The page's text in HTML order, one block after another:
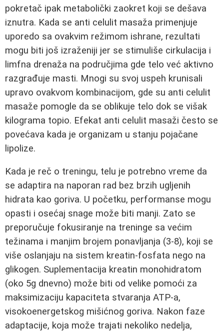
pokretač ipak metabolički zaokret koji se dešava
iznutra. Kada se anti celulit masaža primenjuje
uporedo sa ovakvim režimom ishrane, rezultati
mogu biti još izraženiji jer se stimuliše cirkulacija i
limfna drenaža na područjima gde telo već aktivno
razgrađuje masti. Mnogi su svoj uspeh krunisali
upravo ovakvom kombinacijom, gde su anti celulit
masaže pomogle da se oblikuje telo dok se višak
kilograma topio. Efekat anti celulit masaži često se
povećava kada je organizam u stanju pojačane
lipolize.
Kada je reč o treningu, telu je potrebno vreme da
se adaptira na naporan rad bez brzih ugljenih
hidrata kao goriva. U početku, performanse mogu
opasti i osećaj snage može biti manji. Zato se
preporučuje fokusiranje na treninge sa većim
težinama i manjim brojem ponavljanja (3-8), koji se
više oslanjaju na sistem kreatin-fosfata nego na
glikogen. Suplementacija kreatin monohidratom
(oko 5g dnevno) može biti od velike pomoći za
maksimizaciju kapaciteta stvaranja ATP-a,
visokoenergetskog mišićnog goriva. Nakon faze
adaptacije, koja može trajati nekoliko nedelja,